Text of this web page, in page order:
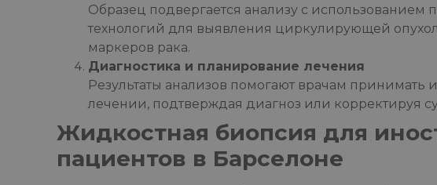
Образец подвергается анализу с использованием
технологий для выявления циркулирующей
маркеров рака.
Диагностика и планирование лечения
Результаты анализов помогают врачам
лечении, подтверждая диагноз или корректируя
Жидкостная биопсия для
пациентов в Барселоне